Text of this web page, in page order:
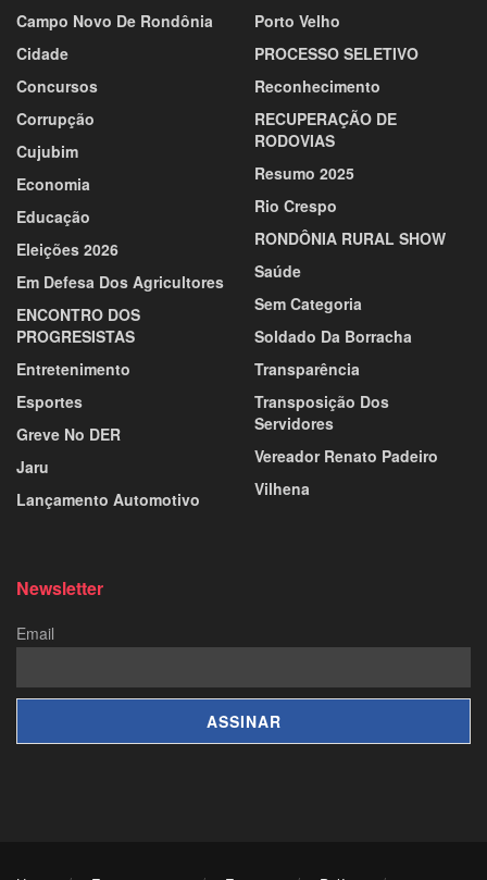
Campo Novo De Rondônia
Cidade
Concursos
Corrupção
Cujubim
Economia
Educação
Eleições 2026
Em Defesa Dos Agricultores
ENCONTRO DOS
PROGRESISTAS
Entretenimento
Esportes
Greve No DER
Jaru
Lançamento Automotivo
Porto Velho
PROCESSO SELETIVO
Reconhecimento
RECUPERAÇÃO DE
RODOVIAS
Resumo 2025
Rio Crespo
RONDÔNIA RURAL SHOW
Saúde
Sem Categoria
Soldado Da Borracha
Transparência
Transposição Dos
Servidores
Vereador Renato Padeiro
Vilhena
Newsletter
Email